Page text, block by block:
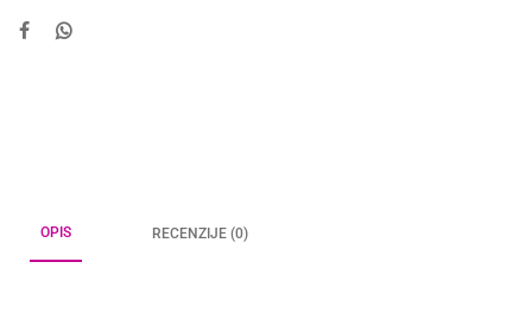
OPIS RECENZIJE (0)